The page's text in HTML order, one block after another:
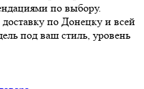
по выбору.
по Донецку и всей
под ваш стиль, уровень